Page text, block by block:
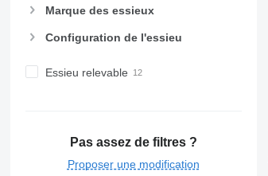
Marque des essieux
Configuration de l'essieu
Essieu relevable
Pas assez de filtres ?
Proposer une modification